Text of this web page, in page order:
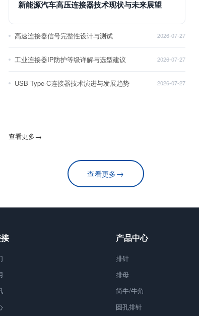
新能源汽车高压连接器技术现状与未来展望
高速连接器信号完整性设计与测试 2026-07-27
工业连接器IP防护等级详解与选型建议 2026-07-27
USB Type-C连接器技术演进与发展趋势 2026-07-27
查看更多→
查看更多→
产品中心
排针
排母
简牛/牛角
圆孔排针